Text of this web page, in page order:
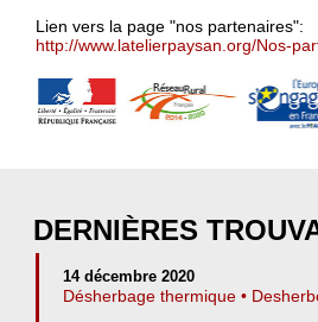
Lien vers la page "nos partenaires":
http://www.latelierpaysan.org/Nos-
DERNIÈRES
14 décembre 2020
Désherbage thermique •